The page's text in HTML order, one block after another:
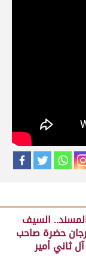
الفائز
السيف
حضرة صاحب
ثاني أمير